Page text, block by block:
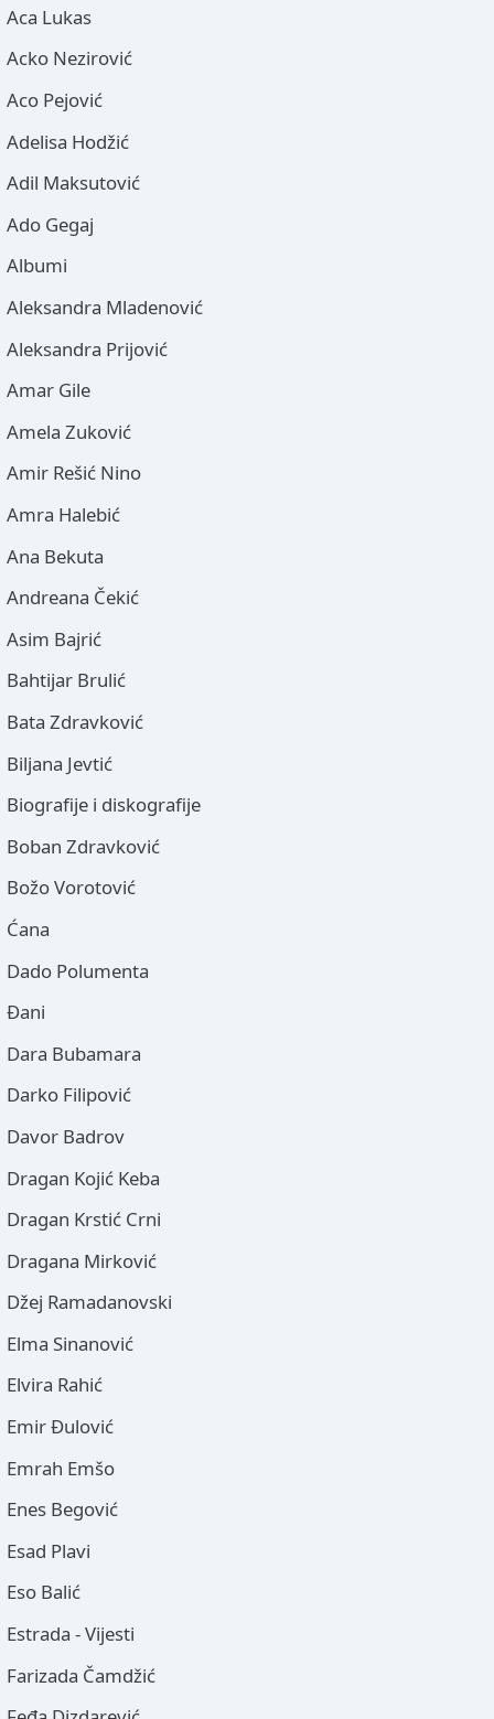
Aca Lukas
Acko Nezirović
Aco Pejović
Adelisa Hodžić
Adil Maksutović
Ado Gegaj
Albumi
Aleksandra Mladenović
Aleksandra Prijović
Amar Gile
Amela Zuković
Amir Rešić Nino
Amra Halebić
Ana Bekuta
Andreana Čekić
Asim Bajrić
Bahtijar Brulić
Bata Zdravković
Biljana Jevtić
Biografije i diskografije
Boban Zdravković
Božo Vorotović
Ćana
Dado Polumenta
Đani
Dara Bubamara
Darko Filipović
Davor Badrov
Dragan Kojić Keba
Dragan Krstić Crni
Dragana Mirković
Džej Ramadanovski
Elma Sinanović
Elvira Rahić
Emir Đulović
Emrah Emšo
Enes Begović
Esad Plavi
Eso Balić
Estrada - Vijesti
Farizada Čamdžić